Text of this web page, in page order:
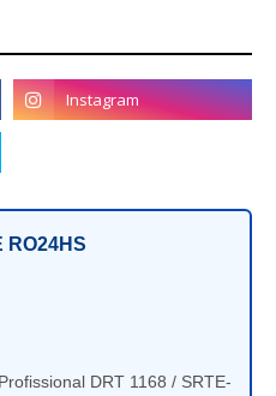
RO24HS
DRT 1168 / SRTE-